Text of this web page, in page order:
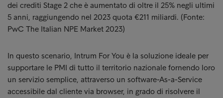
dei crediti Stage 2 che è aumentato di oltre il 25% negli ultimi
5 anni, raggiungendo nel 2023 quota €211 miliardi. (Fonte:
PwC The Italian NPE Market 2023)
In questo scenario, Intrum For You è la soluzione ideale per
supportare le PMI di tutto il territorio nazionale fornendo loro
un servizio semplice, attraverso un software-As-a-Service
accessibile dal cliente via browser, in grado di risolvere il